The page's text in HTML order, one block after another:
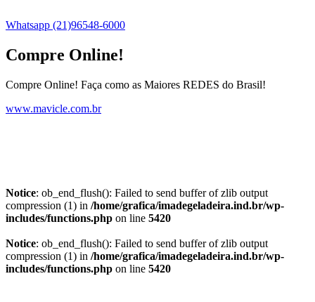
Whatsapp (21)96548-6000
Compre Online!
Compre Online! Faça como as Maiores REDES do Brasil!
www.mavicle.com.br
Notice: ob_end_flush(): Failed to send buffer of zlib output
compression (1) in /home/grafica/imadegeladeira.ind.br/wp-
includes/functions.php on line 5420
Notice: ob_end_flush(): Failed to send buffer of zlib output
compression (1) in /home/grafica/imadegeladeira.ind.br/wp-
includes/functions.php on line 5420